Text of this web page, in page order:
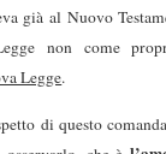
già al Nuovo
non come
Legge.
questo